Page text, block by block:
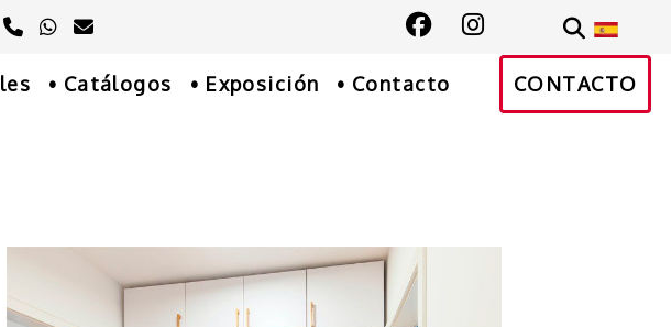
91 894 76 39
675 769 300
Catálogos Exposición Contacto CONTACTO